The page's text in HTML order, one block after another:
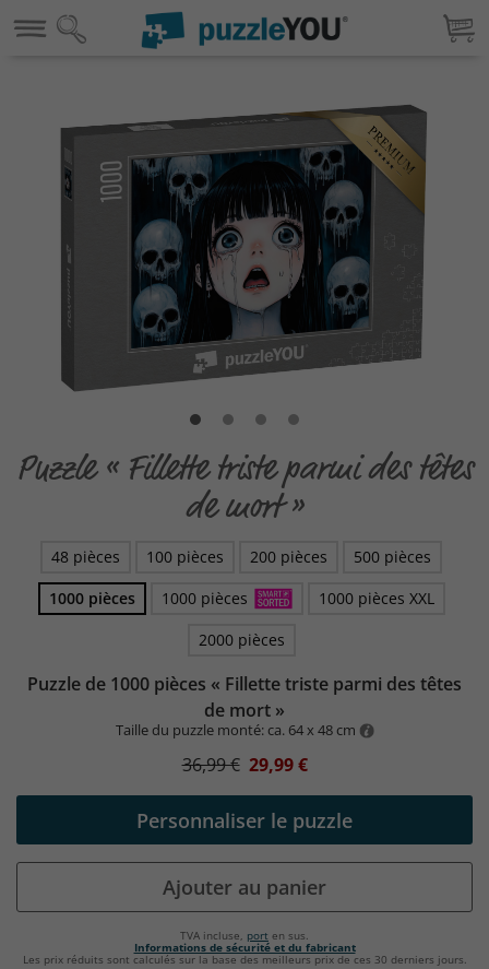
Puzzle « Fillette triste parmi des têtes
de mort »
48 pièces 100 pièces 200 pièces
500 pièces
1000 pièces
1000 pièces
1000 pièces XXL
2000 pièces
Puzzle de 1000 pièces « Fillette triste parmi des têtes
de mort »
Taille du puzzle monté: ca. 64 x 48 cm
36,99 € 29,99 €
Personnaliser le puzzle
Ajouter au panier
TVA incluse, port en sus.
Informations de sécurité et du fabricant
Les prix réduits sont calculés sur la base des meilleurs prix de ces 30 derniers jours.